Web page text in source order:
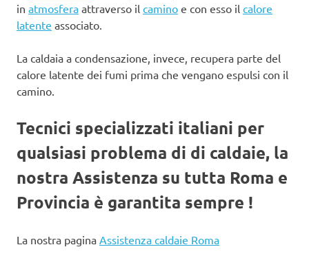
in atmosfera attraverso il camino e con esso il calore
latente associato.
La caldaia a condensazione, invece, recupera parte del
calore latente dei fumi prima che vengano espulsi con il
camino.
Tecnici specializzati italiani per
qualsiasi problema di di caldaie, la
nostra Assistenza su tutta Roma e
Provincia è garantita sempre !
La nostra pagina Assistenza caldaie Roma